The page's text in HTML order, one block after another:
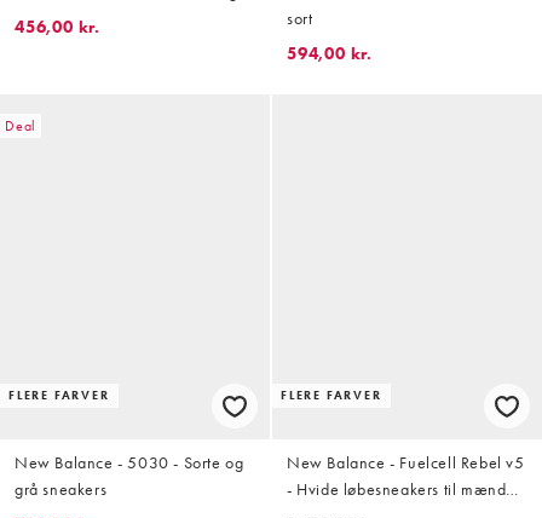
456,00 kr.
sort
594,00 kr.
Deal
FLERE FARVER
New Balance - 5030 - Sorte og
grå sneakers
FLERE FARVER
New Balance - Fuelcell Rebel v5
- Hvide løbesneakers til mænd